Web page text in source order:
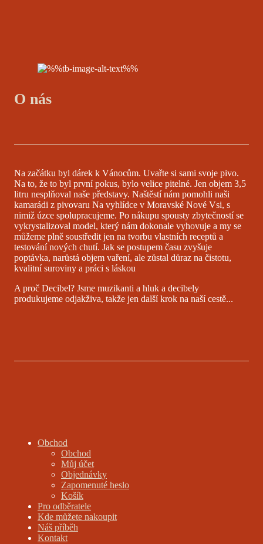
O nás
Na začátku byl dárek k Vánocům. Uvařte si sami svoje pivo.
Na to, že to byl první pokus, bylo velice pitelné. Jen objem 3,5
litru nesplňoval naše představy. Naštěstí nám pomohli naši
kamarádi z pivovaru Na vyhlídce v Moravské Nové Vsi, s
nimiž úzce spolupracujeme. Po nákupu spousty zbytečností se
vykrystalizoval model, který nám dokonale vyhovuje a my se
můžeme plně soustředit jen na tvorbu vlastních receptů a
testování nových chutí. Jak se postupem času zvyšuje
poptávka, narůstá objem vaření, ale zůstal důraz na čistotu,
kvalitní suroviny a práci s láskou
A proč Decibel? Jsme muzikanti a hluk a decibely
produkujeme odjakživa, takže jen další krok na naší cestě...
Obchod
Obchod
Můj účet
Objednávky
Zapomenuté heslo
Košík
Pro odběratele
Kde můžete nakoupit
Náš příběh
Kontakt